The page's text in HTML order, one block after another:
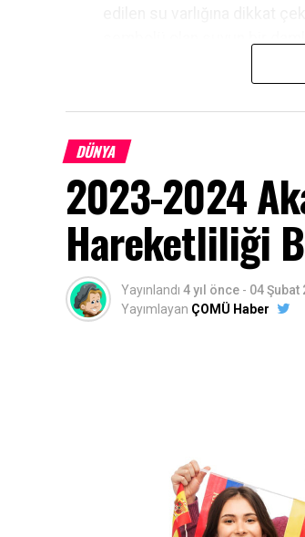
sürdürülebilirlik
olmayacağının
çevresel etkilerini de en
israfını önlemek için üretim
etmeden, toplamda 94.000
tekrar üretime
Dünya Su Günü’nde değil,
Facebook
Mastodon
Email
DÜNYA
2023-2024
Hareketliliği
Yayınlandı 4 yıl önce - 04 Şubat
Yayımlayan ÇOMÜ Haber